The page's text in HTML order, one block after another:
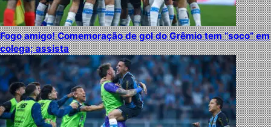
Fogo amigo! Comemoração de gol do Grêmio tem “soco” em
colega; assista